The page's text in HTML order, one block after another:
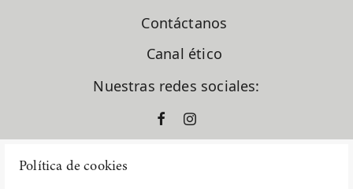
Política de cookies
Contáctanos
Canal ético
Nuestras redes sociales: